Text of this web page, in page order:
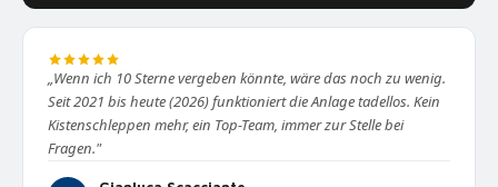
„Wenn ich 10 Sterne vergeben könnte, wäre das noch zu wenig.
Seit 2021 bis heute (2026) funktioniert die Anlage tadellos. Kein
Kistenschleppen mehr, ein Top-Team, immer zur Stelle bei
Fragen."